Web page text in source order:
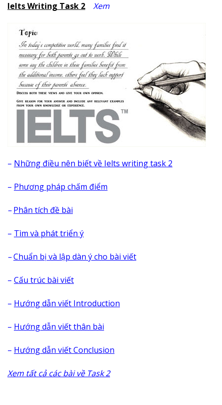
Ielts Writing Task 2 Xem
– Những điều nên biết về Ielts writing task 2
– Phương pháp chấm điểm
–Phân tích đề bài
– Tìm và phát triển ý
–Chuẩn bị và lập dàn ý cho bài viết
– Cấu trúc bài viết
– Hướng dẫn viết Introduction
– Hướng dẫn viết thân bài
– Hướng dẫn viết Conclusion
Xem tất cả các bài về Task 2